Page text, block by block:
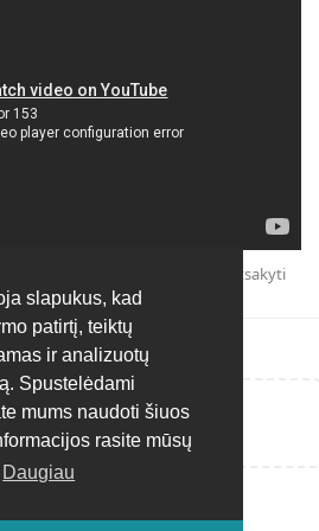
slapukus, kad
patirtį, teiktų
ir analizuotų
Spustelėdami
mums naudoti šiuos
rasite mūsų
Daugiau
Atsakyti